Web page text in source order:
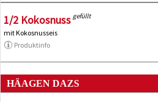
1/2 Kokosnuss gefüllt
mit Kokosnusseis
Produktinfo
HÄAGEN DAZS